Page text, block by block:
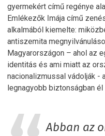
gyermekért című regénye
Emlékezők Imája című
alkalmából kiemelte:
antiszemita
Magyarországon – ahol az
identitás és ami miatt az
nacionalizmussal vádolják -
legnagyobb biztonságban él
Abban az